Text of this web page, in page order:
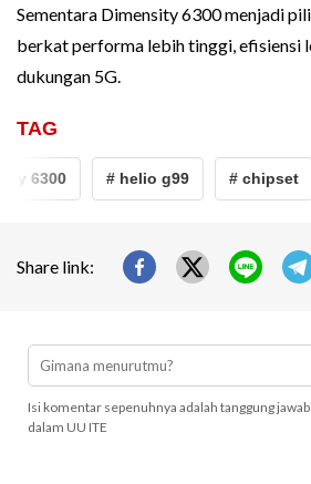
Sementara Dimensity 6300 menjadi
berkat performa lebih tinggi, efisiensi
dukungan 5G.
TAG
6300 # helio g99 # chipset
Share link:
Isi komentar sepenuhnya adalah tanggung
dalam UU ITE